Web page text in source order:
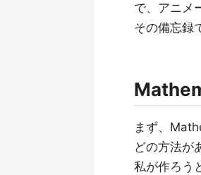
で、アニメ
その備忘録
まず、
どの方法が
私が作ろう